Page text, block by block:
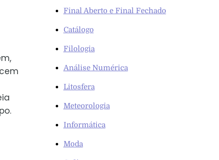
Final Aberto e Final Fechado
Catálogo
Filologia
Análise Numérica
Litosfera
Meteorologia
Informática
Moda